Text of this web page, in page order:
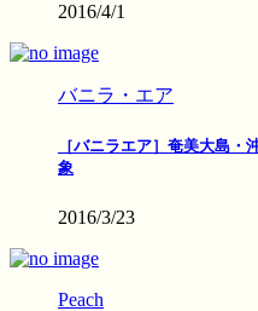
2016/4/1
バニラ・エア
［バニラエア］奄美大島
象
2016/3/23
Peach